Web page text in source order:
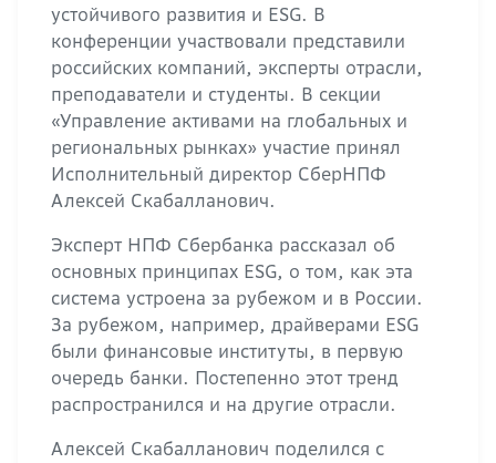
устойчивого развития и ESG. В
конференции участвовали представили
российских компаний, эксперты отрасли,
преподаватели и студенты. В секции
«Управление активами на глобальных и
региональных рынках» участие принял
Исполнительный директор СберНПФ
Алексей Скабалланович.
Эксперт НПФ Сбербанка рассказал об
основных принципах ESG, о том, как эта
система устроена за рубежом и в России.
За рубежом, например, драйверами ESG
были финансовые институты, в первую
очередь банки. Постепенно этот тренд
распространился и на другие отрасли.
Алексей Скабалланович поделился с